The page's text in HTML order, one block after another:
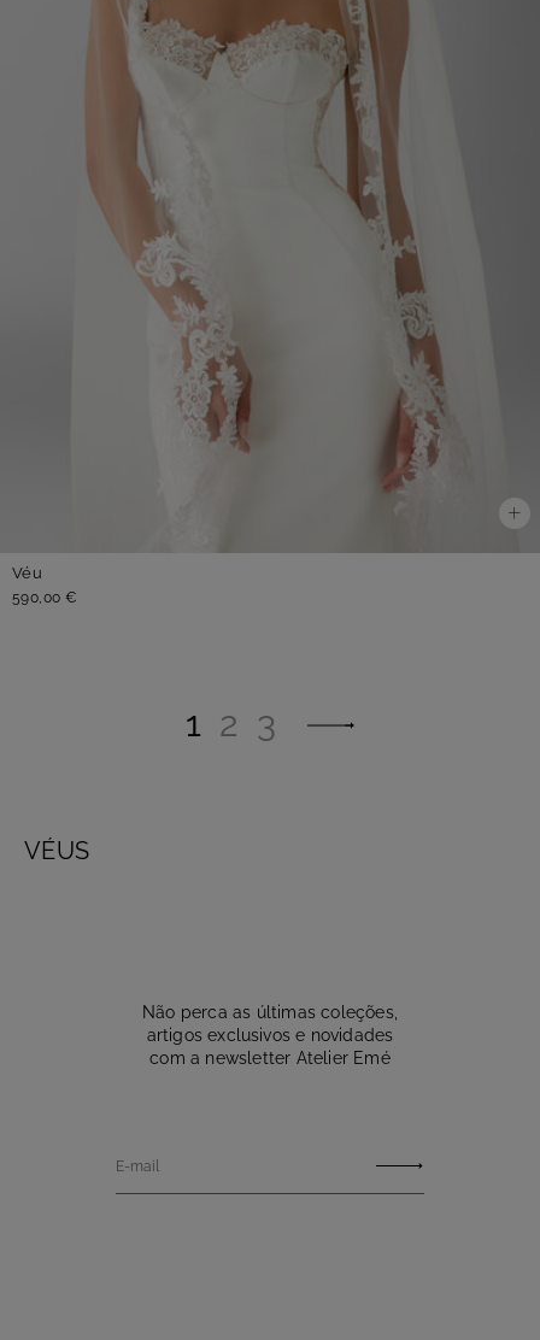
Véu
590,00 €
1 2 3
VÉUS
Não perca as últimas coleções,
artigos exclusivos e novidades
com a newsletter Atelier Emé
E-mail